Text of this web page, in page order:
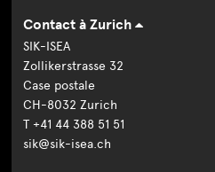
Contact à Zurich
SIK-ISEA
Zollikerstrasse 32
Case postale
CH-8032 Zurich
T +41 44 388 51 51
sik@sik-isea.ch